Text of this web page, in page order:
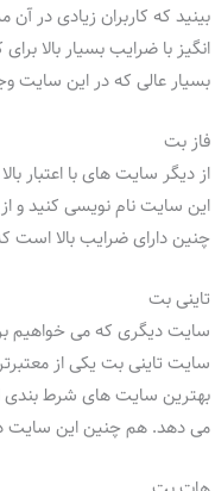
بینید که کاربران زیادی در
انگیز با ضرایب بسیار بالا
بسیار عالی که در این سایت
فاز بت
از دیگر سایت های با اعتبار
این سایت نام نویسی کنید و
چنین دارای ضرایب بالا است
تاینی بت
سایت دیگری که می خواهیم
سایت تاینی بت یکی از
بهترین سایت های شرط بندی
می دهد. هم چنین این سایت